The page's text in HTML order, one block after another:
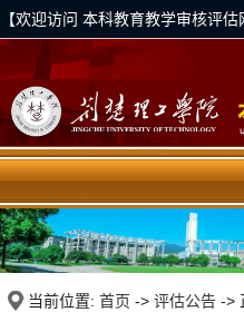
【欢迎访问 本科教育教学审核评估
当前位置: 首页 -> 评估公告 ->